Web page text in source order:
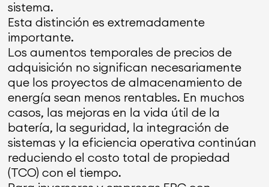
sistema.
Esta distinción es extremadamente
importante.
Los aumentos temporales de precios de
adquisición no significan necesariamente
que los proyectos de almacenamiento de
energía sean menos rentables. En muchos
casos, las mejoras en la vida útil de la
batería, la seguridad, la integración de
sistemas y la eficiencia operativa continúan
reduciendo el costo total de propiedad
(TCO) con el tiempo.